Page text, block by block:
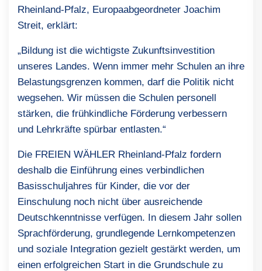
Rheinland-Pfalz, Europaabgeordneter Joachim
Streit, erklärt:
„Bildung ist die wichtigste Zukunftsinvestition
unseres Landes. Wenn immer mehr Schulen an ihre
Belastungsgrenzen kommen, darf die Politik nicht
wegsehen. Wir müssen die Schulen personell
stärken, die frühkindliche Förderung verbessern
und Lehrkräfte spürbar entlasten.“
Die FREIEN WÄHLER Rheinland-Pfalz fordern
deshalb die Einführung eines verbindlichen
Basisschuljahres für Kinder, die vor der
Einschulung noch nicht über ausreichende
Deutschkenntnisse verfügen. In diesem Jahr sollen
Sprachförderung, grundlegende Lernkompetenzen
und soziale Integration gezielt gestärkt werden, um
einen erfolgreichen Start in die Grundschule zu